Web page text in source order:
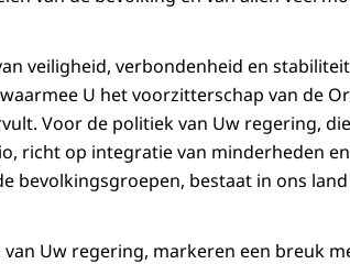
veiligheid, verbondenheid en
U het voorzitterschap van de
Voor de politiek van Uw regering,
richt op integratie van minderheden
bevolkingsgroepen, bestaat in ons
Uw regering, markeren een breuk